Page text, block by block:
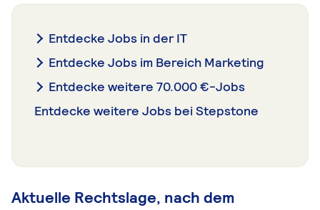
Entdecke Jobs in der IT
Entdecke Jobs im Bereich Marketing
Entdecke weitere 70.000 €-Jobs
Entdecke weitere Jobs bei Stepstone
Aktuelle Rechtslage, nach dem